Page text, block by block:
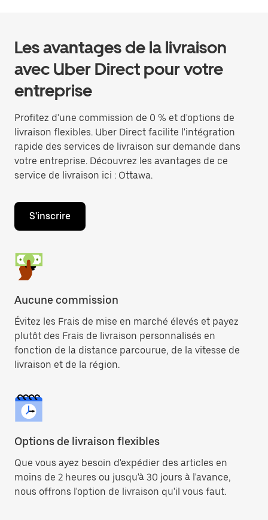
Les avantages de la livraison
avec Uber Direct pour votre
entreprise
Profitez d'une commission de 0 % et d'options de
livraison flexibles. Uber Direct facilite l'intégration
rapide des services de livraison sur demande dans
votre entreprise. Découvrez les avantages de ce
service de livraison ici : Ottawa.
S'inscrire
Aucune commission
Évitez les Frais de mise en marché élevés et payez
plutôt des Frais de livraison personnalisés en
fonction de la distance parcourue, de la vitesse de
livraison et de la région.
Options de livraison flexibles
Que vous ayez besoin d'expédier des articles en
moins de 2 heures ou jusqu'à 30 jours à l'avance,
nous offrons l'option de livraison qu'il vous faut.